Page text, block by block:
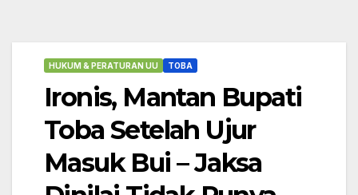
HUKUM & PERATURAN UU TOBA
Ironis, Mantan Bupati
Toba Setelah Ujur
Masuk Bui – Jaksa